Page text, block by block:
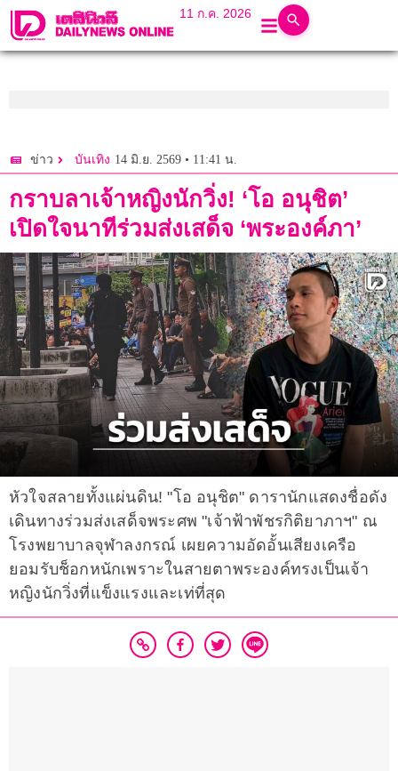
11 ก.ค. 2026
ข่าว บันเทิง 14 มิ.ย. 2569 • 11:41 น.
กราบลาเจ้าหญิงนักวิ่ง! ‘โอ อนุชิต’
เปิดใจนาทีร่วมส่งเสด็จ ‘พระองค์ภา’
หัวใจสลายทั้งแผ่นดิน! "โอ อนุชิต" ดารานักแสดงชื่อดัง
เดินทางร่วมส่งเสด็จพระศพ "เจ้าฟ้าพัชรกิติยาภาฯ" ณ
โรงพยาบาลจุฬาลงกรณ์ เผยความอัดอั้นเสียงเครือ
ยอมรับช็อกหนักเพราะในสายตาพระองค์ทรงเป็นเจ้า
หญิงนักวิ่งที่แข็งแรงและเท่ที่สุด